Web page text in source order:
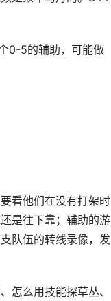
0-5的辅助，可能做
看他们在没有打架时
是往下靠；辅助的游
队伍的转线录像，发
怎么用技能探草丛、